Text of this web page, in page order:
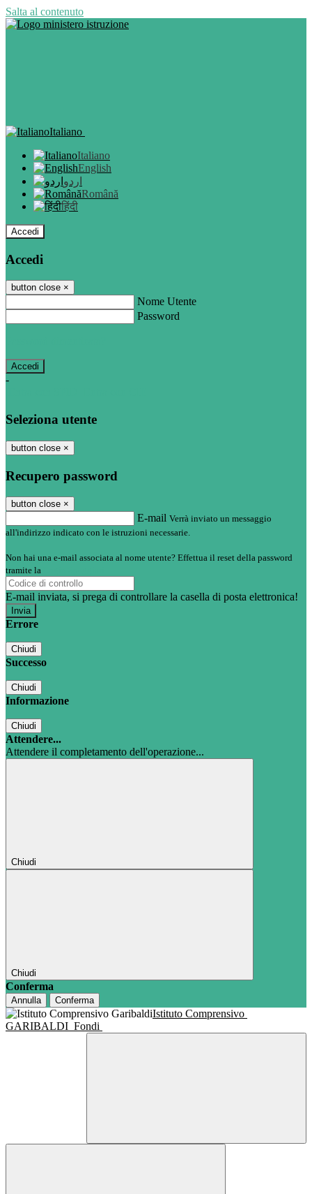
Salta al contenuto
Italiano
Italiano
English
اردو
Română
हिंदी
Accedi
Accedi
button close ×
Nome Utente
Password
-
Seleziona utente
button close ×
Recupero password
button close ×
E-mail Verrà inviato un messaggio
all'indirizzo indicato con le istruzioni necessarie.
Non hai una e-mail associata al nome utente? Effettua il reset della password
tramite la
E-mail inviata, si prega di controllare la casella di posta elettronica!
Errore
Chiudi
Successo
Chiudi
Informazione
Chiudi
Attendere...
Attendere il completamento dell'operazione...
Chiudi
Chiudi
Conferma
Annulla Conferma
Istituto Comprensivo
GARIBALDI Fondi